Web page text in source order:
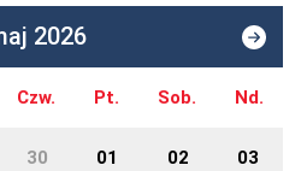
2026
Czw. Pt. Sob. Nd.
30 01 02 03